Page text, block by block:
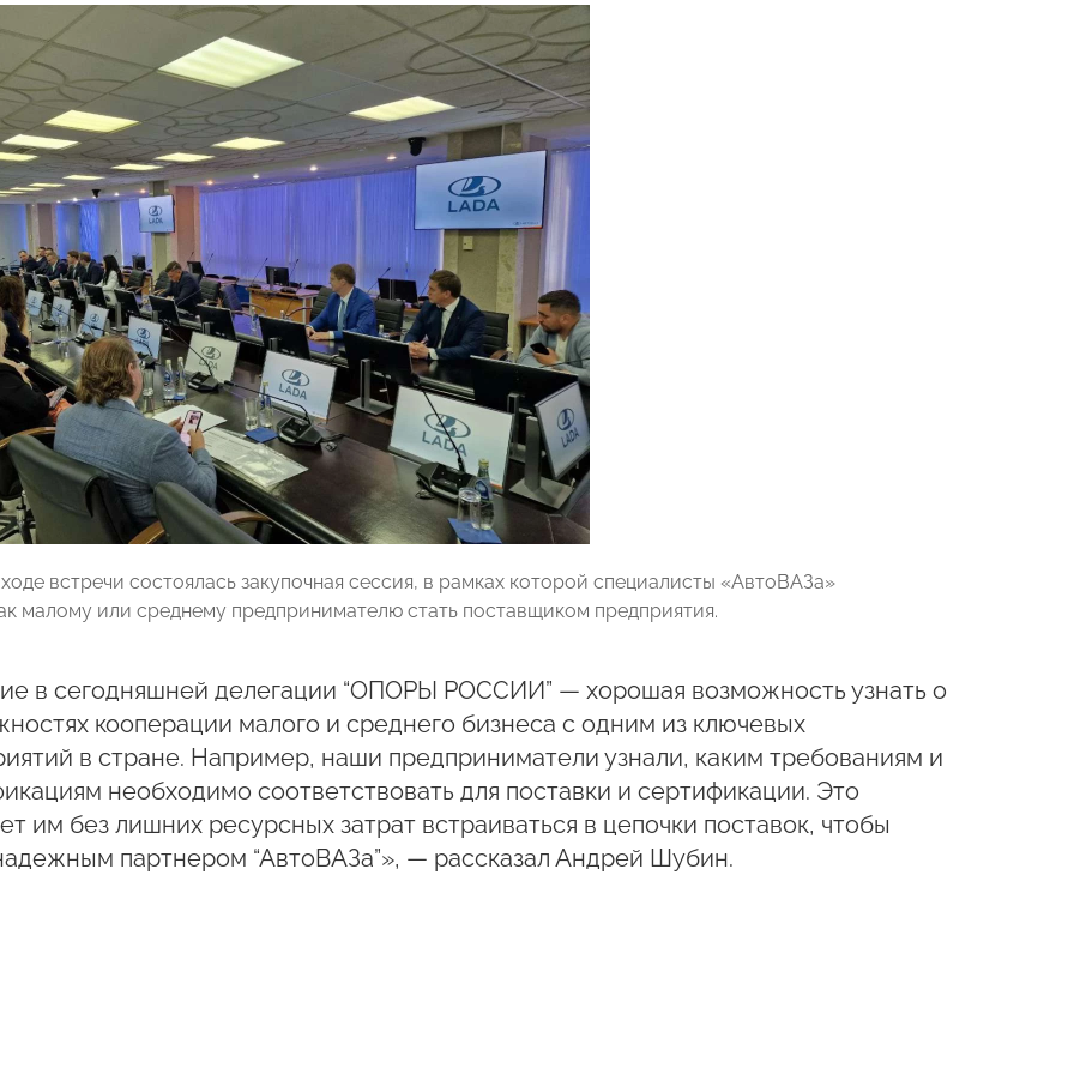
встречи состоялась закупочная сессия, в рамках которой специалисты «АвтоВАЗа»
малому или среднему предпринимателю стать поставщиком предприятия.
в сегодняшней делегации “ОПОРЫ РОССИИ” — хорошая возможность узнать о
кооперации малого и среднего бизнеса с одним из ключевых
в стране. Например, наши предприниматели узнали, каким требованиям и
необходимо соответствовать для поставки и сертификации. Это
им без лишних ресурсных затрат встраиваться в цепочки поставок, чтобы
партнером “АвтоВАЗа”», — рассказал Андрей Шубин.